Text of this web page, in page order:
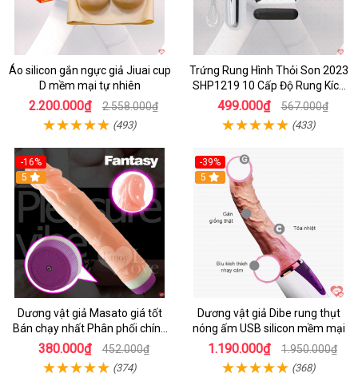
Áo silicon gắn ngực giả Jiuai cup
D mềm mại tự nhiên
2.200.000₫ 2.558.000₫
(493)
Trứng Rung Hình Thỏi Son 2023
SHP1219 10 Cấp Độ Rung Kích
Thích
499.000₫ 567.000₫
(433)
-16%
5
Dương vật giả Masato giá tốt
Bán chạy nhất Phân phối chính
hãng
380.000₫ 452.000₫
(374)
-39%
5
Dương vật giả Dibe rung thụt
nóng ấm USB silicon mềm mại
1.190.000₫ 1.950.000₫
(368)